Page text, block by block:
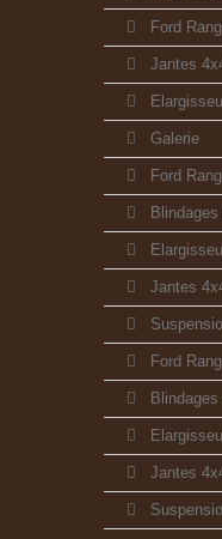
Ford
Jantes
Galerie
Ford
Jantes
Ford
Jantes